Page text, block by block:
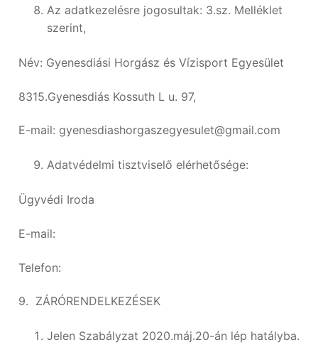
Az adatkezelésre jogosultak: 3.sz. Melléklet
szerint,
Név: Gyenesdiási Horgász és Vízisport Egyesület
8315.Gyenesdiás Kossuth L u. 97,
E-mail: gyenesdiashorgaszegyesulet@gmail.com
Adatvédelmi tisztviselő elérhetősége:
Ügyvédi Iroda
E-mail:
Telefon:
9. ZÁRÓRENDELKEZÉSEK
Jelen Szabályzat 2020.máj.20-án lép hatályba.